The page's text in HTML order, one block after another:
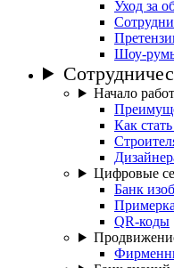
Уход за
Шоу-
Начало
Как
Цифровые
Банк
QR-коды